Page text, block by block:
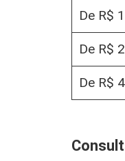
De R$
De R$
De R$